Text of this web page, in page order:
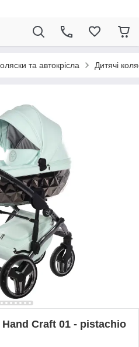
та автокрісла Дитячі
Craft 01 - pistachio